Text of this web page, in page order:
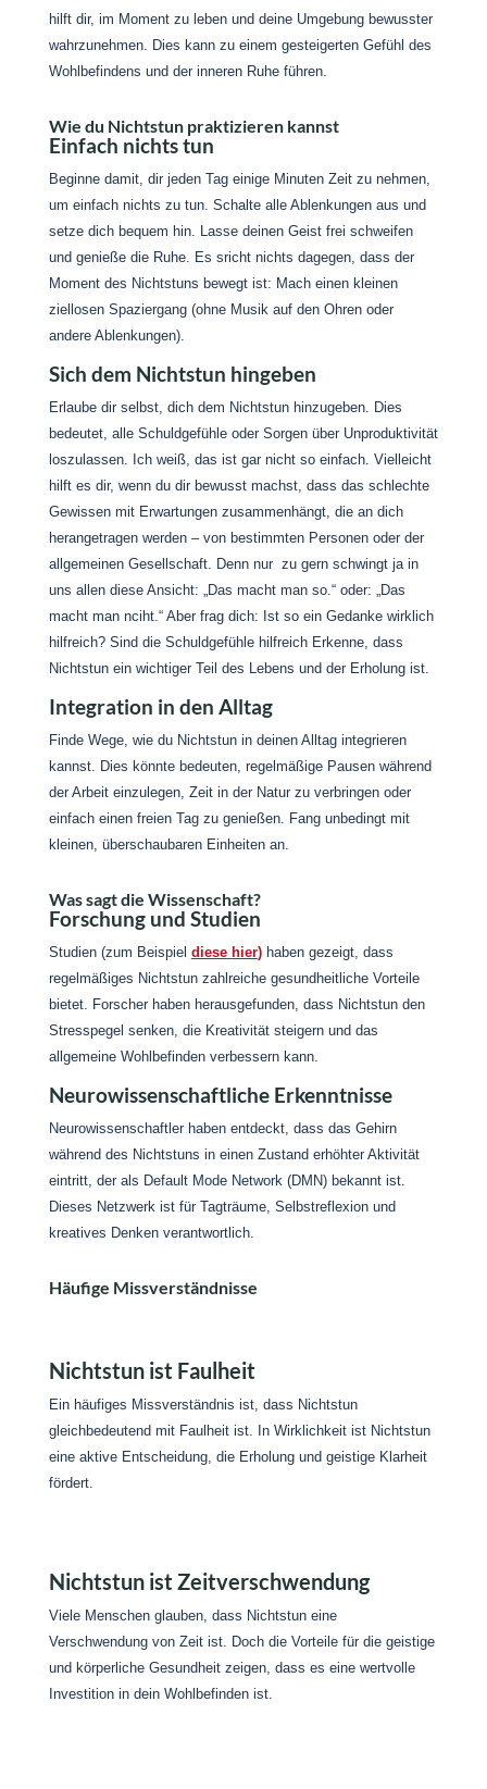
hilft dir, im Moment zu leben und deine Umgebung bewusster
wahrzunehmen. Dies kann zu einem gesteigerten Gefühl des
Wohlbefindens und der inneren Ruhe führen.
Wie du Nichtstun praktizieren kannst
Einfach nichts tun
Beginne damit, dir jeden Tag einige Minuten Zeit zu nehmen,
um einfach nichts zu tun. Schalte alle Ablenkungen aus und
setze dich bequem hin. Lasse deinen Geist frei schweifen
und genieße die Ruhe. Es sricht nichts dagegen, dass der
Moment des Nichtstuns bewegt ist: Mach einen kleinen
ziellosen Spaziergang (ohne Musik auf den Ohren oder
andere Ablenkungen).
Sich dem Nichtstun hingeben
Erlaube dir selbst, dich dem Nichtstun hinzugeben. Dies
bedeutet, alle Schuldgefühle oder Sorgen über Unproduktivität
loszulassen. Ich weiß, das ist gar nicht so einfach. Vielleicht
hilft es dir, wenn du dir bewusst machst, dass das schlechte
Gewissen mit Erwartungen zusammenhängt, die an dich
herangetragen werden – von bestimmten Personen oder der
allgemeinen Gesellschaft. Denn nur zu gern schwingt ja in
uns allen diese Ansicht: „Das macht man so.“ oder: „Das
macht man nciht.“ Aber frag dich: Ist so ein Gedanke wirklich
hilfreich? Sind die Schuldgefühle hilfreich Erkenne, dass
Nichtstun ein wichtiger Teil des Lebens und der Erholung ist.
Integration in den Alltag
Finde Wege, wie du Nichtstun in deinen Alltag integrieren
kannst. Dies könnte bedeuten, regelmäßige Pausen während
der Arbeit einzulegen, Zeit in der Natur zu verbringen oder
einfach einen freien Tag zu genießen. Fang unbedingt mit
kleinen, überschaubaren Einheiten an.
Was sagt die Wissenschaft?
Forschung und Studien
Studien (zum Beispiel diese hier)haben gezeigt, dass
regelmäßiges Nichtstun zahlreiche gesundheitliche Vorteile
bietet. Forscher haben herausgefunden, dass Nichtstun den
Stresspegel senken, die Kreativität steigern und das
allgemeine Wohlbefinden verbessern kann.
Neurowissenschaftliche Erkenntnisse
Neurowissenschaftler haben entdeckt, dass das Gehirn
während des Nichtstuns in einen Zustand erhöhter Aktivität
eintritt, der als Default Mode Network (DMN) bekannt ist.
Dieses Netzwerk ist für Tagträume, Selbstreflexion und
kreatives Denken verantwortlich.
Häufige Missverständnisse
Nichtstun ist Faulheit
Ein häufiges Missverständnis ist, dass Nichtstun
gleichbedeutend mit Faulheit ist. In Wirklichkeit ist Nichtstun
eine aktive Entscheidung, die Erholung und geistige Klarheit
fördert.
Nichtstun ist Zeitverschwendung
Viele Menschen glauben, dass Nichtstun eine
Verschwendung von Zeit ist. Doch die Vorteile für die geistige
und körperliche Gesundheit zeigen, dass es eine wertvolle
Investition in dein Wohlbefinden ist.